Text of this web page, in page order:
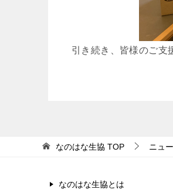
引き続き、皆様のご支
なのはな生協 TOP ニュ
なのはな生協とは